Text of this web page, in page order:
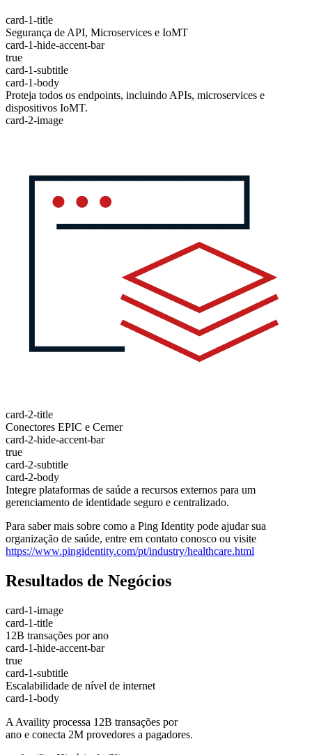
card-1-title
Segurança de API, Microservices e IoMT
card-1-hide-accent-bar
true
card-1-subtitle
card-1-body
Proteja todos os endpoints, incluindo APIs, microservices e
dispositivos IoMT.
card-2-image
card-2-title
Conectores EPIC e Cerner
card-2-hide-accent-bar
true
card-2-subtitle
card-2-body
Integre plataformas de saúde a recursos externos para um
gerenciamento de identidade seguro e centralizado.
Para saber mais sobre como a Ping Identity pode ajudar sua
organização de saúde, entre em contato conosco ou visite
https://www.pingidentity.com/pt/industry/healthcare.html
Resultados de Negócios
card-1-image
card-1-title
12B transações por ano
card-1-hide-accent-bar
true
card-1-subtitle
Escalabilidade de nível de internet
card-1-body
A Availity processa 12B transações por
ano e conecta 2M provedores a pagadores.